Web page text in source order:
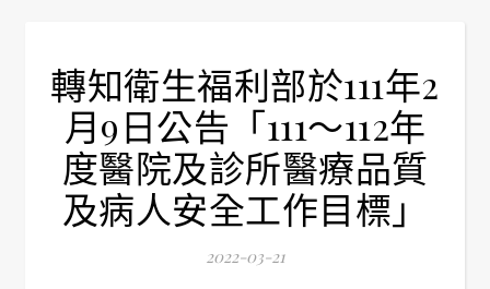
轉知衛生福利部於111年2
月9日公告「111～112年
度醫院及診所醫療品質
及病人安全工作目標」
2022-03-21